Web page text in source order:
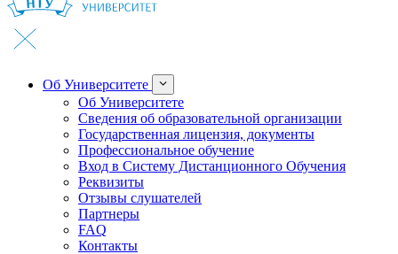
Об Университете
Об Университете
Сведения об образовательной организации
Государственная лицензия, документы
Профессиональное обучение
Вход в Систему Дистанционного Обучения
Реквизиты
Отзывы слушателей
Партнеры
FAQ
Контакты